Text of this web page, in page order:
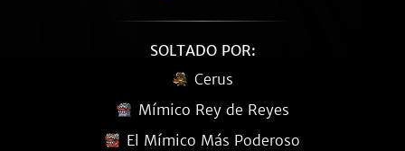
SOLTADO POR:
Cerus
Mímico Rey de Reyes
El Mímico Más Poderoso